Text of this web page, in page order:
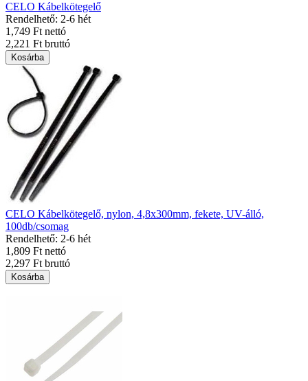
CELO Kábelkötegelő
Rendelhető: 2-6 hét
1,749 Ft nettó
2,221 Ft bruttó
Kosárba
CELO Kábelkötegelő, nylon, 4,8x300mm, fekete, UV-álló,
100db/csomag
Rendelhető: 2-6 hét
1,809 Ft nettó
2,297 Ft bruttó
Kosárba